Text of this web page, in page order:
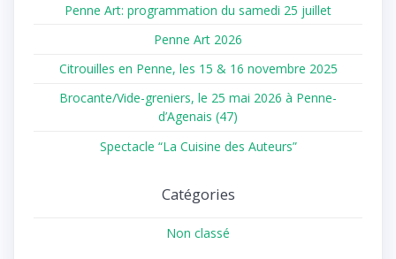
Penne Art: programmation du samedi 25 juillet
Penne Art 2026
Citrouilles en Penne, les 15 & 16 novembre 2025
Brocante/Vide-greniers, le 25 mai 2026 à Penne-
d’Agenais (47)
Spectacle “La Cuisine des Auteurs”
Catégories
Non classé